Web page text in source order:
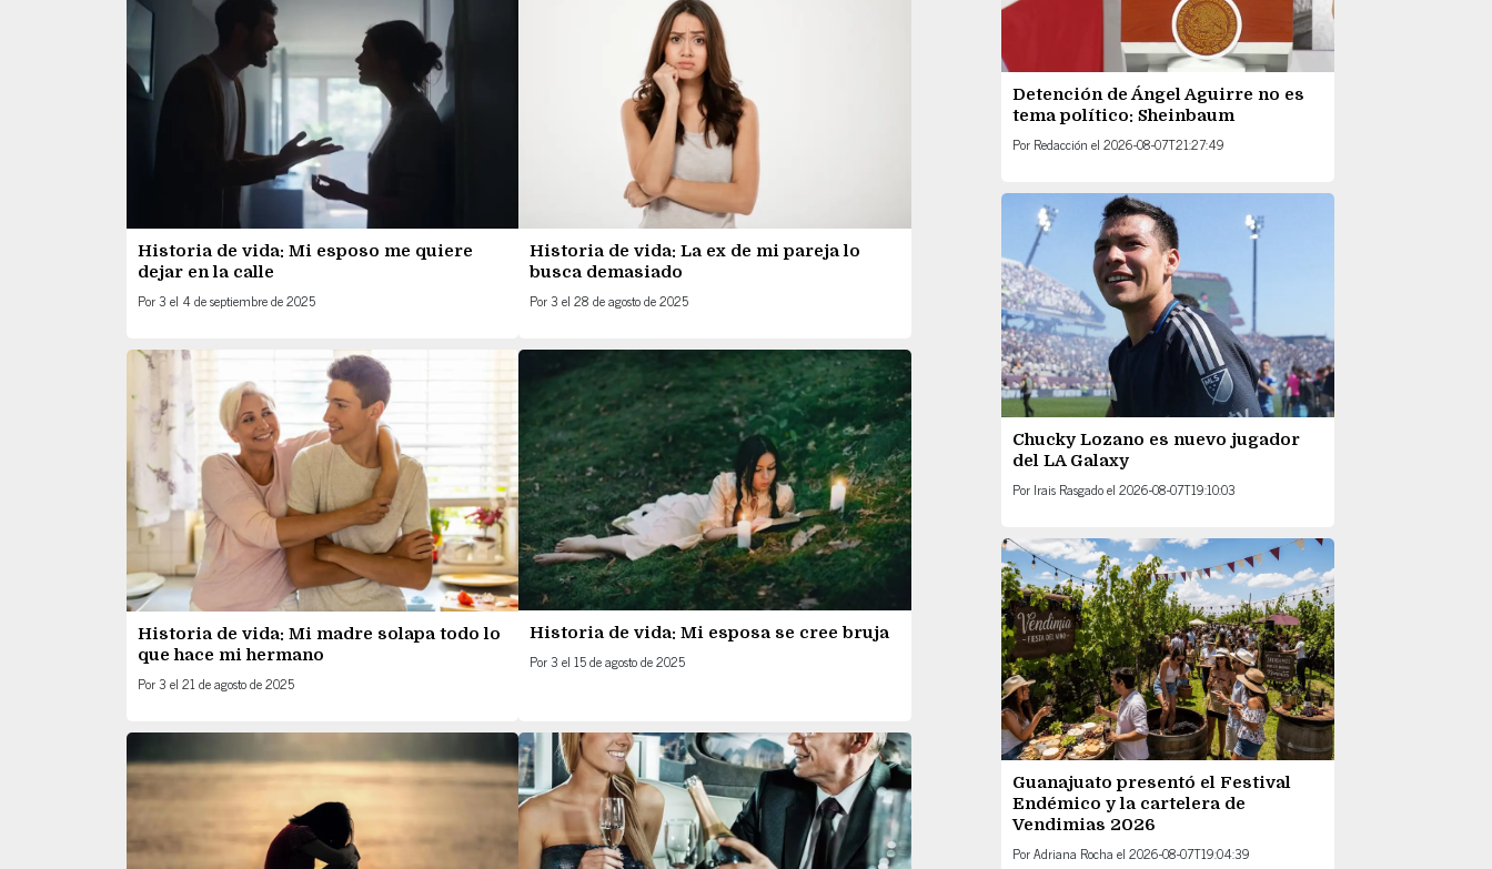
Historia de vida: Mi esposo me quiere
dejar en la calle
Por3 el 4 de septiembre de 2025
Historia de vida: La ex de mi pareja lo
busca demasiado
Por3 el28 de agosto de 2025
Historia de vida: Mi madre solapa todo lo
que hace mi hermano
Por3 el 21 de agosto de 2025
Historia de vida: Mi esposa se cree bruja
Por3 el15 de agosto de 2025
Detención de Ángel Aguirre no es
tema político: Sheinbaum
Por Redacción el 2026-08-07T21:27:49
Chucky Lozano es nuevo jugador
del LA Galaxy
Por Irais Rasgadoel 2026-08-07T19:10:03
Guanajuato presentó el Festival
Endémico y la cartelera de
Vendimias 2026
PorAdriana Rocha el 2026-08-07T19:04:39